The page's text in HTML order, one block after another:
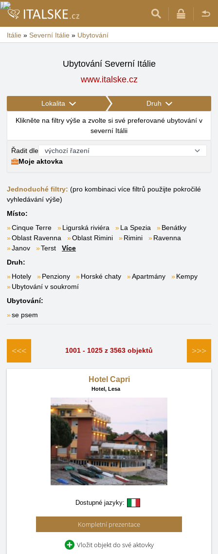
Itálie » Severní Itálie » Ubytování
Ubytování Severní Itálie
www.italske.cz
Lokalita Druh
Klikněte na filtry výše a zvolte si své preferované ubytování v
severní Itálii
Řadit dle
Moje aktovka
Jednoduché filtry: (pro kombinaci více filtrů použijte pokročilé
vyhledávání výše)
Místo:
Cinque Terre
Ligurská riviéra La Spezia
Benátky
Oblast Ravenna
Oblast Rimini Rimini
Ravenna
Janov
Terst
Více
Druh:
Hotely
Penziony Horské chaty Apartmány
Kempy
Ubytování v soukromí
Ubytování:
se psem
<<< 1001 - 1025 z 3563 objektů >>>
Hotel Capri
Hotel, Lesa
Dostupné jazyky:
Kompletní prezentace
Vložit objekt do své aktovky